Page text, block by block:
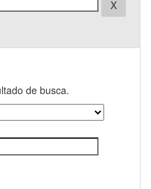
de busca.